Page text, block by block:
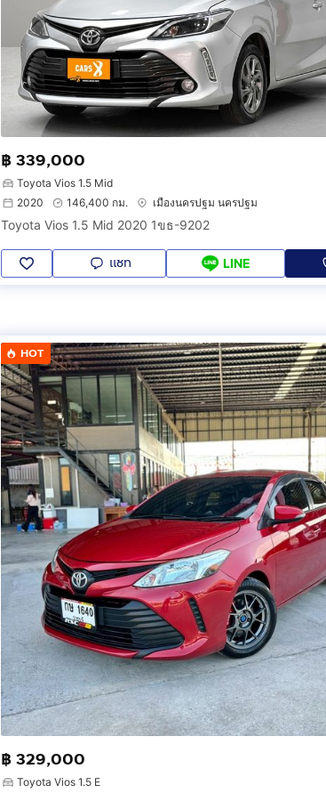
฿ 339,000
Toyota Vios 1.5 Mid
2020
146,400 กม. เมืองนครปฐม นครปฐม
Toyota Vios 1.5 Mid 2020 1ขธ-9202
แชท LINE
HOT
฿ 329,000
Toyota Vios 1.5 E